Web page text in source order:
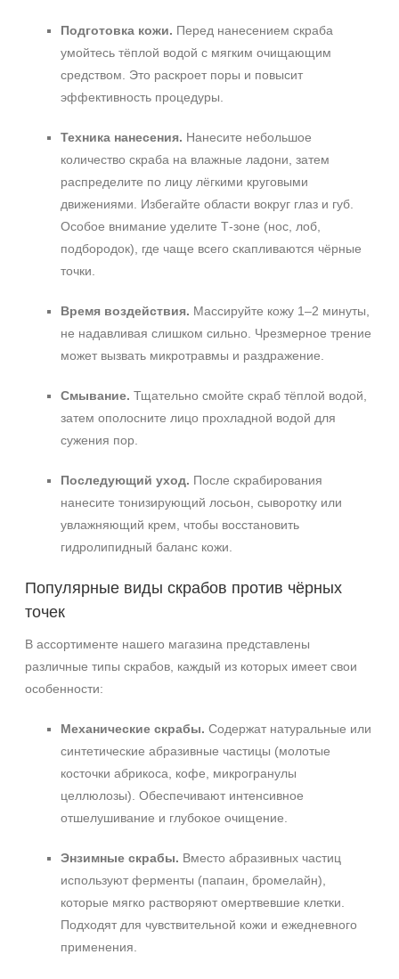
Подготовка кожи. Перед нанесением скраба
умойтесь тёплой водой с мягким очищающим
средством. Это раскроет поры и повысит
эффективность процедуры.
Техника нанесения. Нанесите небольшое
количество скраба на влажные ладони, затем
распределите по лицу лёгкими круговыми
движениями. Избегайте области вокруг глаз и губ.
Особое внимание уделите Т‑зоне (нос, лоб,
подбородок), где чаще всего скапливаются чёрные
точки.
Время воздействия. Массируйте кожу 1–2 минуты,
не надавливая слишком сильно. Чрезмерное трение
может вызвать микротравмы и раздражение.
Смывание. Тщательно смойте скраб тёплой водой,
затем ополосните лицо прохладной водой для
сужения пор.
Последующий уход. После скрабирования
нанесите тонизирующий лосьон, сыворотку или
увлажняющий крем, чтобы восстановить
гидролипидный баланс кожи.
Популярные виды скрабов против чёрных
точек
В ассортименте нашего магазина представлены
различные типы скрабов, каждый из которых имеет свои
особенности:
Механические скрабы. Содержат натуральные или
синтетические абразивные частицы (молотые
косточки абрикоса, кофе, микрогранулы
целлюлозы). Обеспечивают интенсивное
отшелушивание и глубокое очищение.
Энзимные скрабы. Вместо абразивных частиц
используют ферменты (папаин, бромелайн),
которые мягко растворяют омертвевшие клетки.
Подходят для чувствительной кожи и ежедневного
применения.